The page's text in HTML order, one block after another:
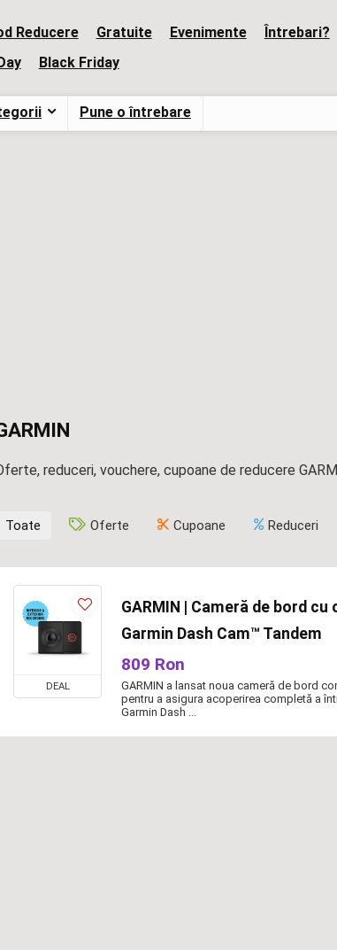
Reducere Gratuite Evenimente
Întrebari?
Black Friday
Pune o întrebare
reduceri, vouchere, cupoane de reducere
Toate Oferte Cupoane Reduceri
DEAL
GARMIN | Cameră de bord
Garmin Dash Cam™ Tandem
809 Ron
GARMIN a lansat noua cameră de bord
pentru a asigura acoperirea completă a
Garmin Dash ...